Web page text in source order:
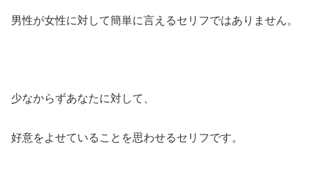
男性が女性に対して簡単に言えるセリフではありません。
少なからずあなたに対して、
好意をよせていることを思わせるセリフです。